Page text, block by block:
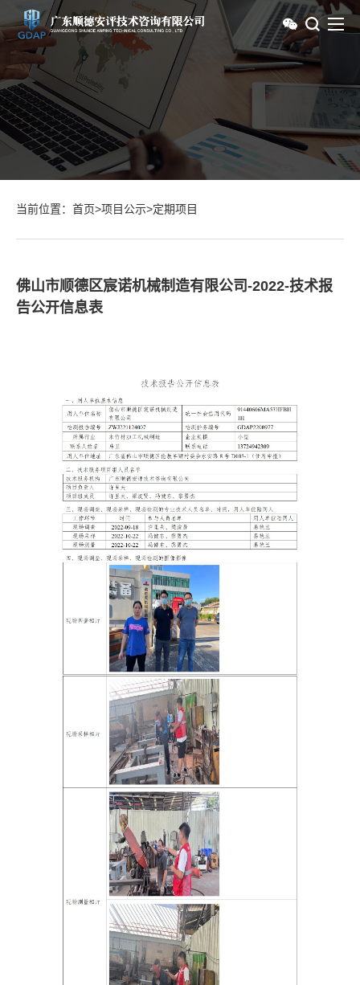
当前位置： 首页>项目公示>定期项目
佛山市顺德区宸诺机械制造有限公司-2022-技术报
告公开信息表